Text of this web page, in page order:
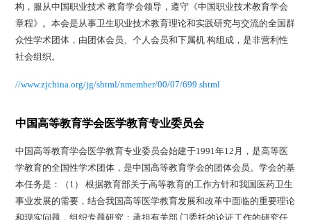
构，服从中国职业技术 教育学会领导，遵守《中国职业技术教育学会
章程》。本会是从事卫生职业技术教育理论和实践研究与交流的全国群
众性学术团体，由团体会员、个人会员和下属机 构组成，是非营利性
社会组织。
//www.zjchina.org/jg/shtml/nmember/00/07/699.shtml
中国高等教育学会医学教育专业委员会
中国高等教育学会医学教育专业委员会始建于1991年12月，是高等医
学教育的全国性学术团体，是中国高等教育学会的团体会员。学会的基
本任务是：（1） 根据教育部关于高等教育的工作方针和我国医药卫生
事业发展的需要，结合我国高等医学教育发展和改革中面临的重要理论
和现实问题，组织专题研究；承担有关部 门委托的论证工作的研究任